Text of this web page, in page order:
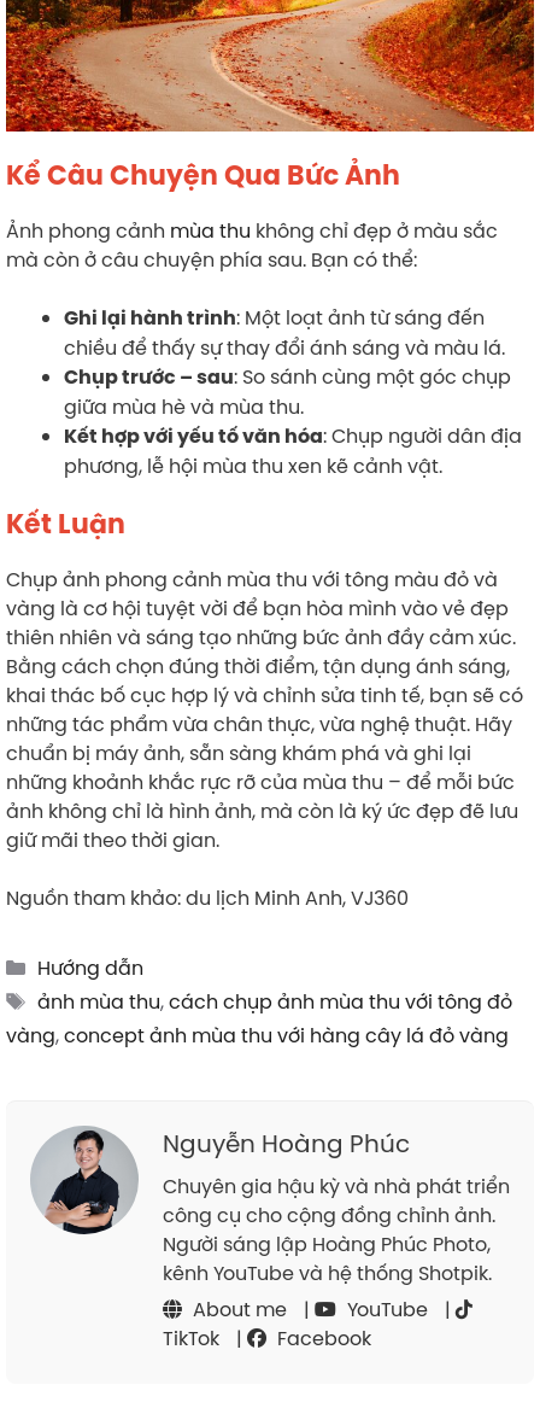
Kể Câu Chuyện Qua Bức Ảnh
Ảnh phong cảnh mùa thu không chỉ đẹp ở màu sắc
mà còn ở câu chuyện phía sau. Bạn có thể:
Ghi lại hành trình: Một loạt ảnh từ sáng đến
chiều để thấy sự thay đổi ánh sáng và màu lá.
Chụp trước – sau: So sánh cùng một góc chụp
giữa mùa hè và mùa thu.
Kết hợp với yếu tố văn hóa: Chụp người dân địa
phương, lễ hội mùa thu xen kẽ cảnh vật.
Kết Luận
Chụp ảnh phong cảnh mùa thu với tông màu đỏ và
vàng là cơ hội tuyệt vời để bạn hòa mình vào vẻ đẹp
thiên nhiên và sáng tạo những bức ảnh đầy cảm xúc.
Bằng cách chọn đúng thời điểm, tận dụng ánh sáng,
khai thác bố cục hợp lý và chỉnh sửa tinh tế, bạn sẽ có
những tác phẩm vừa chân thực, vừa nghệ thuật. Hãy
chuẩn bị máy ảnh, sẵn sàng khám phá và ghi lại
những khoảnh khắc rực rỡ của mùa thu – để mỗi bức
ảnh không chỉ là hình ảnh, mà còn là ký ức đẹp đẽ lưu
giữ mãi theo thời gian.
Nguồn tham khảo: du lịch Minh Anh, VJ360
Categories
Hướng dẫn
Tags
ảnh mùa thu,cách chụp ảnh mùa thu với tông đỏ
vàng,concept ảnh mùa thu với hàng cây lá đỏ vàng
Nguyễn Hoàng Phúc
Chuyên gia hậu kỳ và nhà phát triển
công cụ cho cộng đồng chỉnh ảnh.
Người sáng lập Hoàng Phúc Photo,
kênh YouTube và hệ thống Shotpik.
About me
| YouTube
|
TikTok
| Facebook